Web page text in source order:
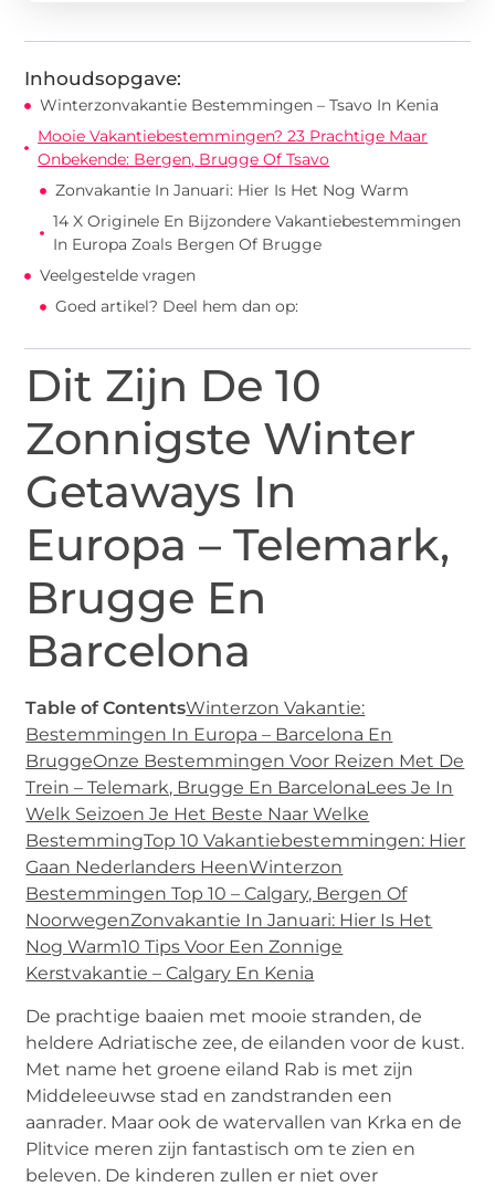
Inhoudsopgave:
Winterzonvakantie Bestemmingen – Tsavo In Kenia
Mooie Vakantiebestemmingen? 23 Prachtige Maar
Onbekende: Bergen, Brugge Of Tsavo
Zonvakantie In Januari: Hier Is Het Nog Warm
14 X Originele En Bijzondere Vakantiebestemmingen
In Europa Zoals Bergen Of Brugge
Veelgestelde vragen
Goed artikel? Deel hem dan op:
Dit Zijn De 10
Zonnigste Winter
Getaways In
Europa – Telemark,
Brugge En
Barcelona
Table of ContentsWinterzon Vakantie:
Bestemmingen In Europa – Barcelona En
BruggeOnze Bestemmingen Voor Reizen Met De
Trein – Telemark, Brugge En BarcelonaLees Je In
Welk Seizoen Je Het Beste Naar Welke
BestemmingTop 10 Vakantiebestemmingen: Hier
Gaan Nederlanders HeenWinterzon
Bestemmingen Top 10 – Calgary, Bergen Of
NoorwegenZonvakantie In Januari: Hier Is Het
Nog Warm10 Tips Voor Een Zonnige
Kerstvakantie – Calgary En Kenia
De prachtige baaien met mooie stranden, de
heldere Adriatische zee, de eilanden voor de kust.
Met name het groene eiland Rab is met zijn
Middeleeuwse stad en zandstranden een
aanrader. Maar ook de watervallen van Krka en de
Plitvice meren zijn fantastisch om te zien en
beleven. De kinderen zullen er niet over